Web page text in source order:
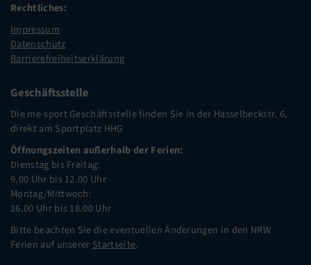
Rechtliches:
Impressum
Datenschutz
Barrierefreiheitserklärung
Geschäftsstelle
Die me-sport Geschäftsstelle finden Sie in der Hasselbeckstr. 6,
direkt am Sportplatz HHG
Öffnungszeiten außerhalb der Ferien:
Dienstag bis Freitag:
9.00 Uhr bis 12.00 Uhr
Montag/Mittwoch:
16.00 Uhr bis 18.00 Uhr
Bitte beachten Sie die eventuellen Änderungen in den NRW
Ferien auf unserer Startseite.